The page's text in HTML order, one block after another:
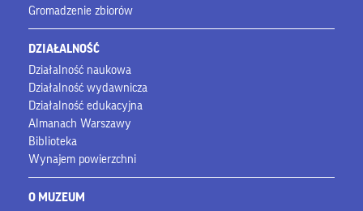
Gromadzenie zbiorów
DZIAŁALNOŚĆ
Działalność naukowa
Działalność wydawnicza
Działalność edukacyjna
Almanach Warszawy
Biblioteka
Wynajem powierzchni
O MUZEUM